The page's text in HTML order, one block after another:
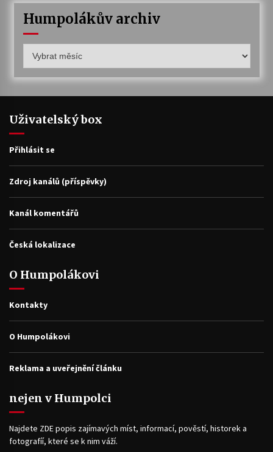
Humpolákův archiv
archiv
Uživatelský box
Přihlásit se
Zdroj kanálů (příspěvky)
Kanál komentářů
Česká lokalizace
O Humpolákovi
Kontakty
O Humpolákovi
Reklama a uveřejnění článku
nejen v Humpolci
Najdete ZDE popis zajímavých míst, informací, pověstí, historek a
fotografíí, které se k nim váží.